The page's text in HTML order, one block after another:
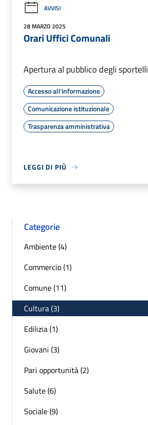
AVVISI
28 MARZO 2025
Orari Uffici Comunali
Apertura al pubblico degli sportelli
Accesso all'informazione
Comunicazione istituzionale
Trasparenza amministrativa
LEGGI DI PIÙ
Categorie
Ambiente (4)
Commercio (1)
Comune (11)
Cultura (3)
Edilizia (1)
Giovani (3)
Pari opportunità (2)
Salute (6)
Sociale (9)